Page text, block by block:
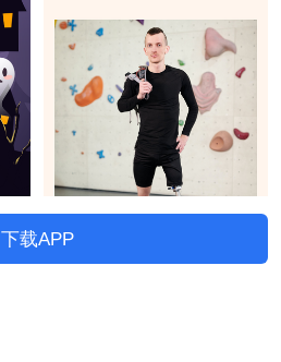
下载APP